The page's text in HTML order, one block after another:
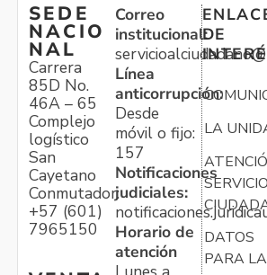
SEDE
NACIO
NAL
Carrera
85D No.
46A – 65
Complejo
logístico
San
Cayetano
Conmutador:
+57 (601)
7965150
Correo
institucional:
Línea
anticorrupción:
Desde
móvil o fijo:
157
Notificaciones
judiciales:
Horario de
atención
DE
LA
DATOS
PARA LA